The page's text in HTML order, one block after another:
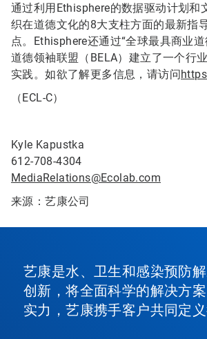
通过利用Ethisphere的数据驱动计划和
织在道德文化的8大支柱方面的最新指
点。Ethisphere还通过“全球最具商业
道德领袖联盟（BELA）建立了一个行
实践。如欲了解更多信息，请访问
（ECL-C）
Kyle Kapustka
612-708-4304
MediaRelations@Ecolab.com
来源：艺康公司
艺康是水、卫生和感染预防
创新，将全面科学的解决方
实力，艺康携手客户共同定